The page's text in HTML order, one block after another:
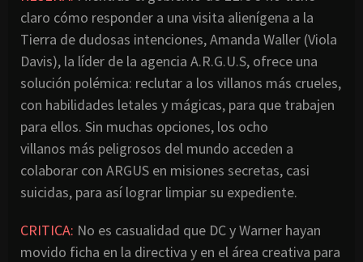
claro cómo responder a una visita alienígena a la
Tierra de dudosas intenciones, Amanda Waller (Viola
Davis), la líder de la agencia A.R.G.U.S, ofrece una
solución polémica: reclutar a los villanos más crueles,
con habilidades letales y mágicas, para que trabajen
para ellos. Sin muchas opciones, los ocho
villanos más peligrosos del mundo acceden a
colaborar con ARGUS en misiones secretas, casi
suicidas, para así lograr limpiar su expediente.
CRITICA: No es casualidad que DC y Warner hayan
movido ficha en la directiva y en el área creativa para